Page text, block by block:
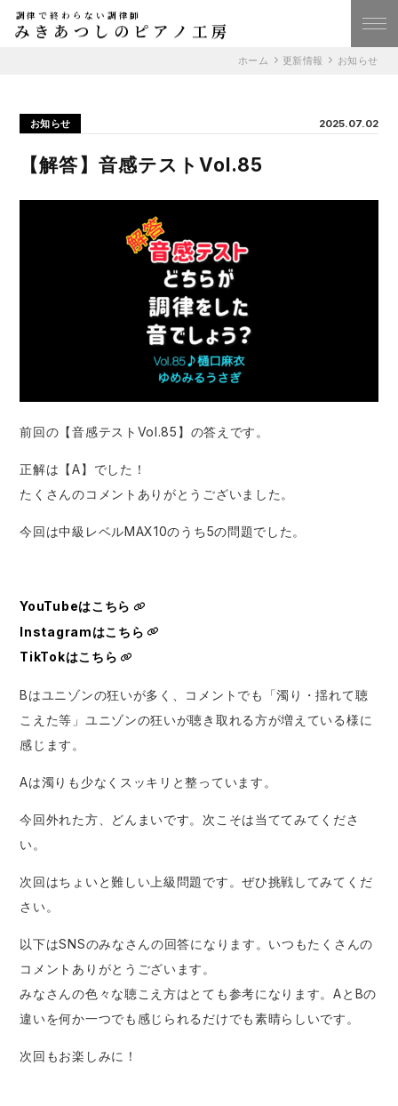
調律で終わらない調律師
みきあつしのピアノ工房
ホーム 更新情報 お知らせ
お知らせ 2025.07.02
【解答】音感テストVol.85
前回の【音感テストVol.85】の答えです。
正解は【A】でした！
たくさんのコメントありがとうございました。
今回は中級レベルMAX10のうち5の問題でした。
YouTubeはこちら
Instagramはこちら
TikTokはこちら
Bはユニゾンの狂いが多く、コメントでも「濁り・揺れて聴
こえた等」ユニゾンの狂いが聴き取れる方が増えている様に
感じます。
Aは濁りも少なくスッキリと整っています。
今回外れた方、どんまいです。次こそは当ててみてくださ
い。
次回はちょいと難しい上級問題です。ぜひ挑戦してみてくだ
さい。
以下はSNSのみなさんの回答になります。いつもたくさんの
コメントありがとうございます。
みなさんの色々な聴こえ方はとても参考になります。AとBの
違いを何か一つでも感じられるだけでも素晴らしいです。
次回もお楽しみに！